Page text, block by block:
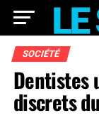
SOCIÉTÉ
Dentistes
discrets